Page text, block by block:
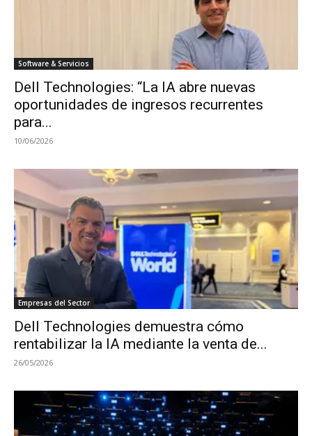
Software & Servicios
Dell Technologies: “La IA abre nuevas
oportunidades de ingresos recurrentes
para...
10/06/2026
Empresas del Sector
Dell Technologies demuestra cómo
rentabilizar la IA mediante la venta de...
26/05/2026